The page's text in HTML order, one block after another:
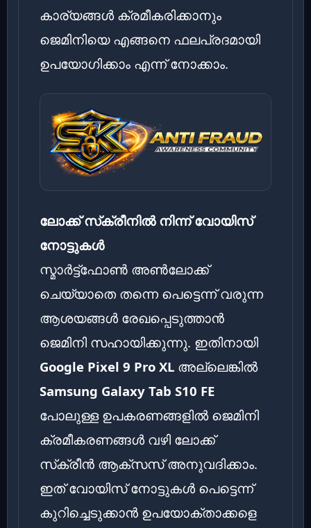
കാര്യങ്ങൾ ക്രമീകരിക്കാനും
ജെമിനിയെ എങ്ങനെ ഫലപ്രദമായി
ഉപയോഗിക്കാം എന്ന് നോക്കാം.
ലോക്ക് സ്‌ക്രീനിൽ നിന്ന് വോയിസ്
നോട്ടുകൾ
സ്മാർട്ട്ഫോൺ അൺലോക്ക്
ചെയ്യാതെ തന്നെ പെട്ടെന്ന് വരുന്ന
ആശയങ്ങൾ രേഖപ്പെടുത്താൻ
ജെമിനി സഹായിക്കുന്നു. ഇതിനായി
Google Pixel 9 Pro XL അല്ലെങ്കിൽ
Samsung Galaxy Tab S10 FE
പോലുള്ള ഉപകരണങ്ങളിൽ ജെമിനി
ക്രമീകരണങ്ങൾ വഴി ലോക്ക്
സ്‌ക്രീൻ ആക്സസ് അനുവദിക്കാം.
ഇത് വോയിസ് നോട്ടുകൾ പെട്ടെന്ന്
കുറിച്ചെടുക്കാൻ ഉപയോക്താക്കളെ